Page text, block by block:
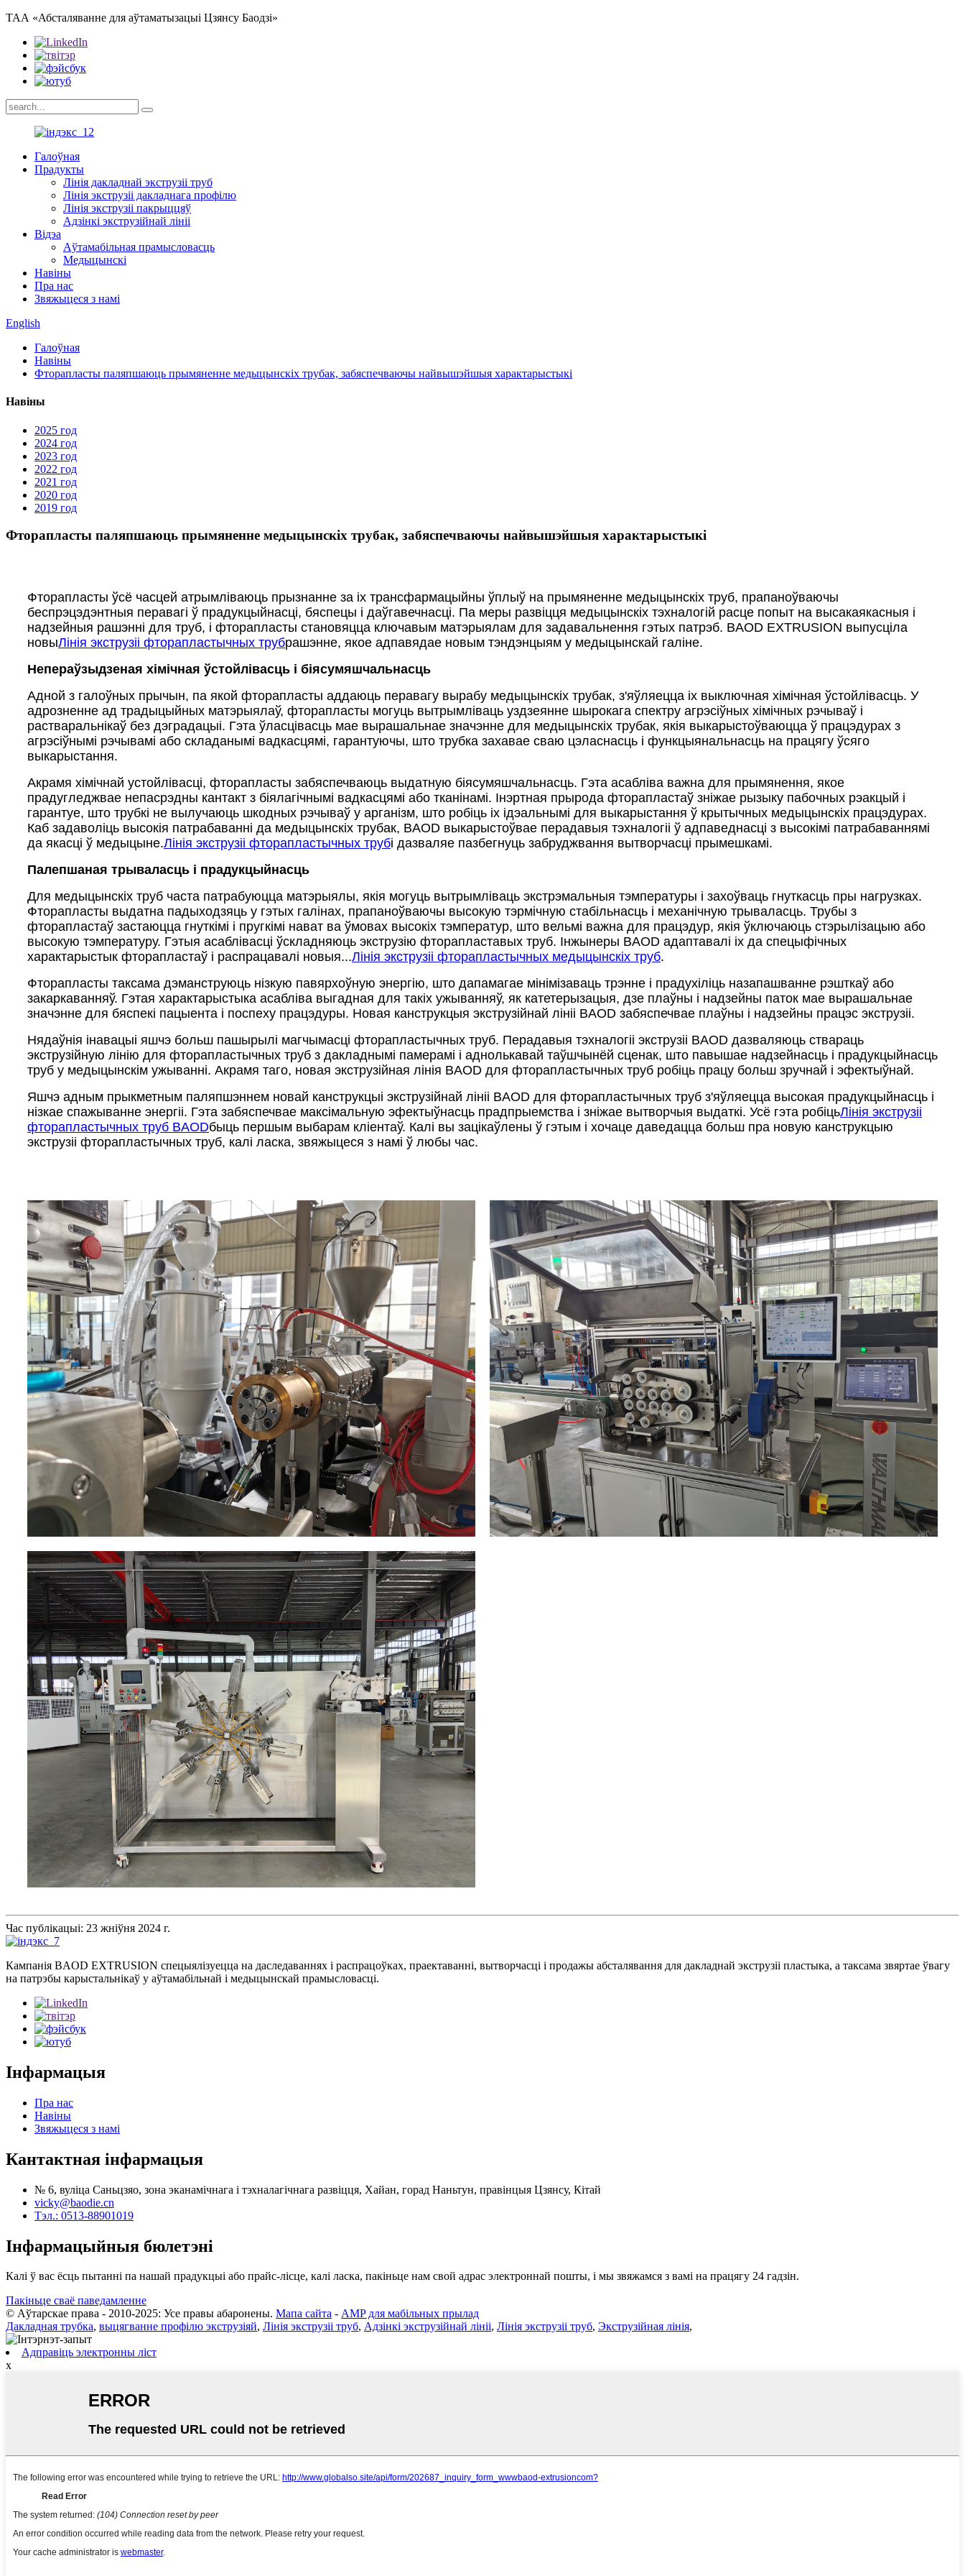
ТАА «Абсталяванне для аўтаматызацыі Цзянсу Баодзі»
Галоўная
Прадукты
Лінія дакладнай экструзіі труб
Лінія экструзіі дакладнага профілю
Лінія экструзіі пакрыццяў
Адзінкі экструзійнай лініі
Відэа
Аўтамабільная прамысловасць
Медыцынскі
Навіны
Пра нас
Звяжыцеся з намі
English
Галоўная
Навіны
Фторапласты паляпшаюць прымяненне медыцынскіх трубак, забяспечваючы найвышэйшыя характарыстыкі
Навіны
2025 год
2024 год
2023 год
2022 год
2021 год
2020 год
2019 год
Фторапласты паляпшаюць прымяненне медыцынскіх трубак, забяспечваючы найвышэйшыя характарыстыкі
Фторапласты ўсё часцей атрымліваюць прызнанне за іх трансфармацыйны ўплыў на прымяненне медыцынскіх труб, прапаноўваючы
беспрэцэдэнтныя перавагі ў прадукцыйнасці, бяспецы і даўгавечнасці. Па меры развіцця медыцынскіх тэхналогій расце попыт на высакаякасныя і
надзейныя рашэнні для труб, і фторапласты становяцца ключавым матэрыялам для задавальнення гэтых патрэб. BAOD EXTRUSION выпусціла
новыЛінія экструзіі фторапластычных трубрашэнне, якое адпавядае новым тэндэнцыям у медыцынскай галіне.
Непераўзыдзеная хімічная ўстойлівасць і біясумяшчальнасць
Адной з галоўных прычын, па якой фторапласты аддаюць перавагу вырабу медыцынскіх трубак, з'яўляецца іх выключная хімічная ўстойлівасць. У
адрозненне ад традыцыйных матэрыялаў, фторапласты могуць вытрымліваць уздзеянне шырокага спектру агрэсіўных хімічных рэчываў і
растваральнікаў без дэградацыі. Гэта ўласцівасць мае вырашальнае значэнне для медыцынскіх трубак, якія выкарыстоўваюцца ў працэдурах з
агрэсіўнымі рэчывамі або складанымі вадкасцямі, гарантуючы, што трубка захавае сваю цэласнасць і функцыянальнасць на працягу ўсяго
выкарыстання.
Акрамя хімічнай устойлівасці, фторапласты забяспечваюць выдатную біясумяшчальнасць. Гэта асабліва важна для прымянення, якое
прадугледжвае непасрэдны кантакт з біялагічнымі вадкасцямі або тканінамі. Інэртная прырода фторапластаў зніжае рызыку пабочных рэакцый і
гарантуе, што трубкі не вылучаюць шкодных рэчываў у арганізм, што робіць іх ідэальнымі для выкарыстання ў крытычных медыцынскіх працэдурах.
Каб задаволіць высокія патрабаванні да медыцынскіх трубак, BAOD выкарыстоўвае перадавыя тэхналогіі ў адпаведнасці з высокімі патрабаваннямі
да якасці ў медыцыне.Лінія экструзіі фторапластычных трубі дазваляе пазбегнуць забруджвання вытворчасці прымешкамі.
Палепшаная трываласць і прадукцыйнасць
Для медыцынскіх труб часта патрабуюцца матэрыялы, якія могуць вытрымліваць экстрэмальныя тэмпературы і захоўваць гнуткасць пры нагрузках.
Фторапласты выдатна падыходзяць у гэтых галінах, прапаноўваючы высокую тэрмічную стабільнасць і механічную трываласць. Трубы з
фторапластаў застаюцца гнуткімі і пругкімі нават ва ўмовах высокіх тэмператур, што вельмі важна для працэдур, якія ўключаюць стэрылізацыю або
высокую тэмпературу. Гэтыя асаблівасці ўскладняюць экструзію фторапластавых труб. Інжынеры BAOD адаптавалі іх да спецыфічных
характарыстык фторапластаў і распрацавалі новыя...Лінія экструзіі фторапластычных медыцынскіх труб.
Фторапласты таксама дэманструюць нізкую павярхоўную энергію, што дапамагае мінімізаваць трэнне і прадухіліць назапашванне рэшткаў або
закаркаванняў. Гэтая характарыстыка асабліва выгадная для такіх ужыванняў, як катетерызацыя, дзе плаўны і надзейны паток мае вырашальнае
значэнне для бяспекі пацыента і поспеху працэдуры. Новая канструкцыя экструзійнай лініі BAOD забяспечвае плаўны і надзейны працэс экструзіі.
Нядаўнія інавацыі яшчэ больш пашырылі магчымасці фторапластычных труб. Перадавыя тэхналогіі экструзіі BAOD дазваляюць ствараць
экструзійную лінію для фторапластычных труб з дакладнымі памерамі і аднолькавай таўшчынёй сценак, што павышае надзейнасць і прадукцыйнасць
труб у медыцынскім ужыванні. Акрамя таго, новая экструзійная лінія BAOD для фторапластычных труб робіць працу больш зручнай і эфектыўнай.
Яшчэ адным прыкметным паляпшэннем новай канструкцыі экструзійнай лініі BAOD для фторапластычных труб з'яўляецца высокая прадукцыйнасць і
нізкае спажыванне энергіі. Гэта забяспечвае максімальную эфектыўнасць прадпрыемства і зніжае вытворчыя выдаткі. Усё гэта робіцьЛінія экструзіі
фторапластычных труб BAODбыць першым выбарам кліентаў. Калі вы зацікаўлены ў гэтым і хочаце даведацца больш пра новую канструкцыю
экструзіі фторапластычных труб, калі ласка, звяжыцеся з намі ў любы час.
Час публікацыі: 23 жніўня 2024 г.
Кампанія BAOD EXTRUSION спецыялізуецца на даследаваннях і распрацоўках, праектаванні, вытворчасці і продажы абсталявання для дакладнай экструзіі пластыка, а таксама звяртае ўвагу
на патрэбы карыстальнікаў у аўтамабільнай і медыцынскай прамысловасці.
Інфармацыя
Пра нас
Навіны
Звяжыцеся з намі
Кантактная інфармацыя
№ 6, вуліца Саньцзяо, зона эканамічнага і тэхналагічнага развіцця, Хайан, горад Наньтун, правінцыя Цзянсу, Кітай
vicky@baodie.cn
Тэл.: 0513-88901019
Інфармацыйныя бюлетэні
Калі ў вас ёсць пытанні па нашай прадукцыі або прайс-лісце, калі ласка, пакіньце нам свой адрас электроннай пошты, і мы звяжамся з вамі на працягу 24 гадзін.
Пакіньце сваё паведамленне
© Аўтарскае права - 2010-2025: Усе правы абаронены. Мапа сайта - AMP для мабільных прылад
Дакладная трубка, выцягванне профілю экструзіяй, Лінія экструзіі труб, Адзінкі экструзійнай лініі, Лінія экструзіі труб, Экструзійная лінія,
Адправіць электронны ліст
x